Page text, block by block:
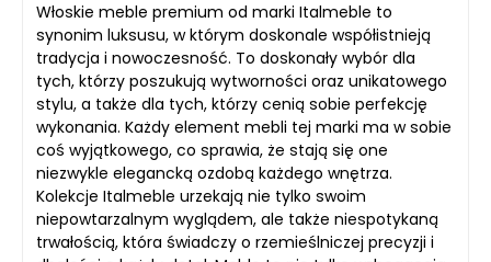
Włoskie meble premium od marki Italmeble to
synonim luksusu, w którym doskonale współistnieją
tradycja i nowoczesność. To doskonały wybór dla
tych, którzy poszukują wytworności oraz unikatowego
stylu, a także dla tych, którzy cenią sobie perfekcję
wykonania. Każdy element mebli tej marki ma w sobie
coś wyjątkowego, co sprawia, że stają się one
niezwykle elegancką ozdobą każdego wnętrza.
Kolekcje Italmeble urzekają nie tylko swoim
niepowtarzalnym wyglądem, ale także niespotykaną
trwałością, która świadczy o rzemieślniczej precyzji i